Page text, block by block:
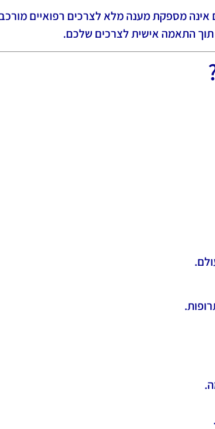
מספקת מענה מלא לצרכים רפואיים
תוך התאמה אישית לצרכים שלכם.